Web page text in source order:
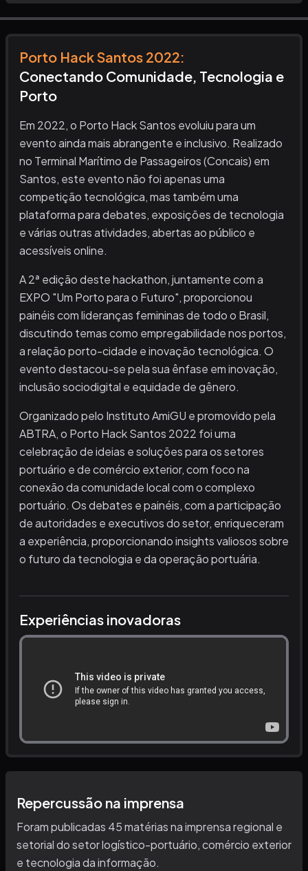
Porto Hack Santos 2022:
Conectando Comunidade, Tecnologia e
Porto
Em 2022, o Porto Hack Santos evoluiu para um
evento ainda mais abrangente e inclusivo. Realizado
no Terminal Marítimo de Passageiros (Concais) em
Santos, este evento não foi apenas uma
competição tecnológica, mas também uma
plataforma para debates, exposições de tecnologia
e várias outras atividades, abertas ao público e
acessíveis online.
A 2ª edição deste hackathon, juntamente com a
EXPO "Um Porto para o Futuro", proporcionou
painéis com lideranças femininas de todo o Brasil,
discutindo temas como empregabilidade nos portos,
a relação porto-cidade e inovação tecnológica. O
evento destacou-se pela sua ênfase em inovação,
inclusão sociodigital e equidade de gênero.
Organizado pelo Instituto AmiGU e promovido pela
ABTRA, o Porto Hack Santos 2022 foi uma
celebração de ideias e soluções para os setores
portuário e de comércio exterior, com foco na
conexão da comunidade local com o complexo
portuário. Os debates e painéis, com a participação
de autoridades e executivos do setor, enriqueceram
a experiência, proporcionando insights valiosos sobre
o futuro da tecnologia e da operação portuária.
Experiências inovadoras
Repercussão na imprensa
Foram publicadas 45 matérias na imprensa regional e
setorial do setor logístico-portuário, comércio exterior
e tecnologia da informação.